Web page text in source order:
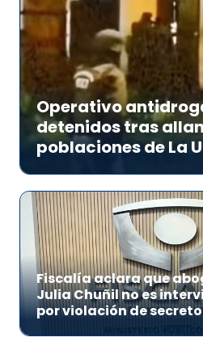
Operativo
detenidos tras
poblaciones de La
Fiscalía aclara que
Julia Chuñil no es
por violación de secreto